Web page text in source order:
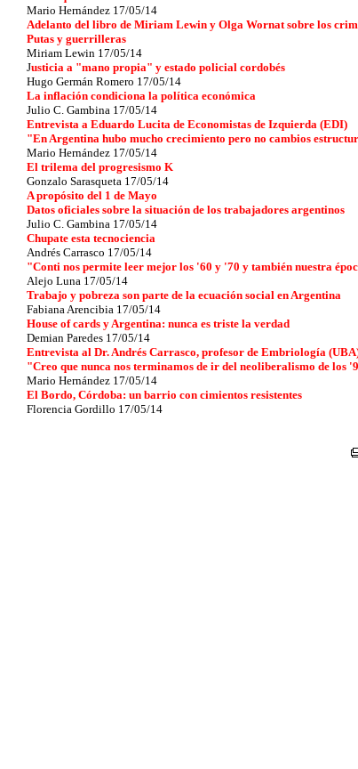
Mario Hernández 17/05/14
Adelanto del libro de Miriam Lewin y Olga Wornat sobre los
Putas y guerrilleras
Miriam Lewin 17/05/14
Justicia a "mano propia" y estado policial cordobés
Hugo Germán Romero 17/05/14
La inflación condiciona la política económica
Julio C. Gambina 17/05/14
Entrevista a Eduardo Lucita de Economistas de Izquierda (EDI)
"En Argentina hubo mucho crecimiento pero no cambios
Mario Hernández 17/05/14
El trilema del progresismo K
Gonzalo Sarasqueta 17/05/14
A propósito del 1 de Mayo
Datos oficiales sobre la situación de los trabajadores argentinos
Julio C. Gambina 17/05/14
Chupate esta tecnociencia
Andrés Carrasco 17/05/14
"Conti nos permite leer mejor los '60 y '70 y también nuestra
Alejo Luna 17/05/14
Trabajo y pobreza son parte de la ecuación social en Argentina
Fabiana Arencibia 17/05/14
House of cards y Argentina: nunca es triste la verdad
Demian Paredes 17/05/14
Entrevista al Dr. Andrés Carrasco, profesor de Embriología
"Creo que nunca nos terminamos de ir del neoliberalismo de los
Mario Hernández 17/05/14
El Bordo, Córdoba: un barrio con cimientos resistentes
Florencia Gordillo 17/05/14